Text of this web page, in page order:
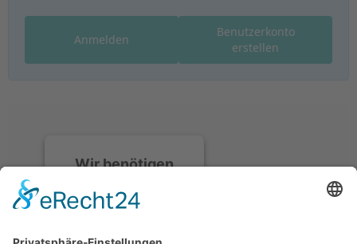
Benutzerkonto
erstellen
Anmelden
Wir benötigen
Zustimmung, um
Service zu laden!